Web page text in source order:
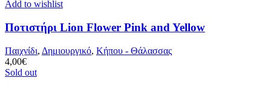
Add to wishlist
Ποτιστήρι Lion Flower Pink and Yellow
Παιχνίδι, Δημιουργικό, Κήπου - Θάλασσας
4,00€
Sold out